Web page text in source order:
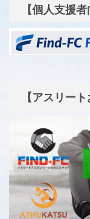
【個人支援
【アスリー